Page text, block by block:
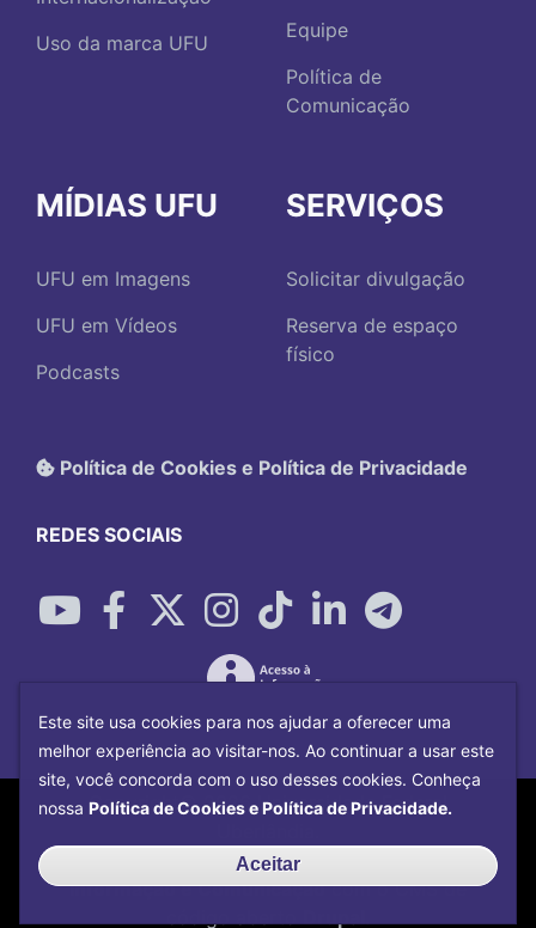
Uso da marca UFU
Equipe
Política de
Comunicação
MÍDIAS UFU
UFU em Imagens
UFU em Vídeos
Podcasts
SERVIÇOS
Solicitar divulgação
Reserva de espaço
físico
Política de Cookies e Política de Privacidade
REDES SOCIAIS
Copyright©2026Universidade Federal
Centro de Tecnologia da
Informação e Comunicaçãocom o CMS de
Este site usa cookies para nos ajudar a oferecer uma
melhor experiência ao visitar-nos. Ao continuar a usar este
site, você concorda com o uso desses cookies. Conheça
nossa Política de Cookies e Política de Privacidade.
Aceitar